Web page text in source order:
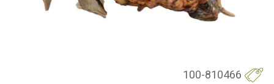
100-810466